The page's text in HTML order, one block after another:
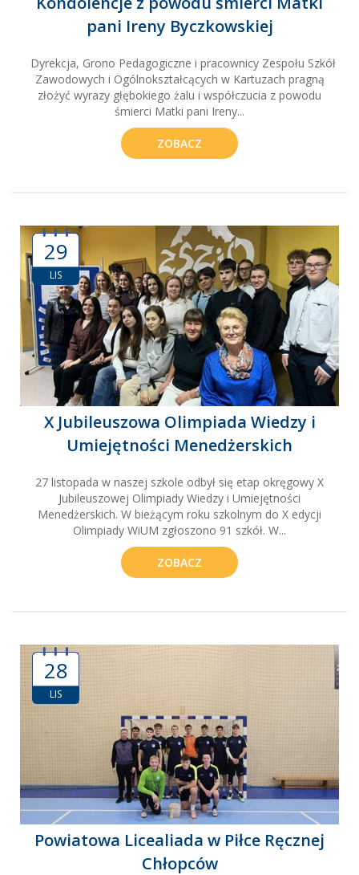
pani Ireny Byczkowskiej
Dyrekcja, Grono Pedagogiczne i pracownicy Zespołu Szkół
Zawodowych i Ogólnokształcących w Kartuzach pragną
złożyć wyrazy głębokiego żalu i współczucia z powodu
śmierci Matki pani Ireny...
ZOBACZ
29
LIS
X Jubileuszowa Olimpiada Wiedzy i
Umiejętności Menedżerskich
27 listopada w naszej szkole odbył się etap okręgowy X
Jubileuszowej Olimpiady Wiedzy i Umiejętności
Menedżerskich. W bieżącym roku szkolnym do X edycji
Olimpiady WiUM zgłoszono 91 szkół. W...
ZOBACZ
28
LIS
Powiatowa Licealiada w Piłce Ręcznej
Chłopców